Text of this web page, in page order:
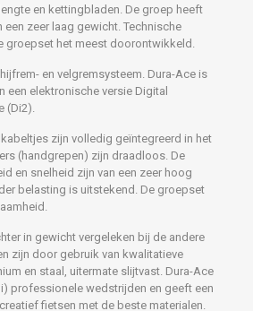
en kettingbladen. De groep heeft
een zeer laag gewicht. Technische
groepset het meest doorontwikkeld.
en velgremsysteem. Dura-Ace is
een elektronische versie Digital
(Di2).
zijn volledig geïntegreerd in het
(handgrepen) zijn draadloos. De
en snelheid zijn van een zeer hoog
belasting is uitstekend. De groepset
in gewicht vergeleken bij de andere
zijn door gebruik van kwalitatieve
en staal, uitermate slijtvast. Dura-Ace
professionele wedstrijden en geeft een
fietsen met de beste materialen.